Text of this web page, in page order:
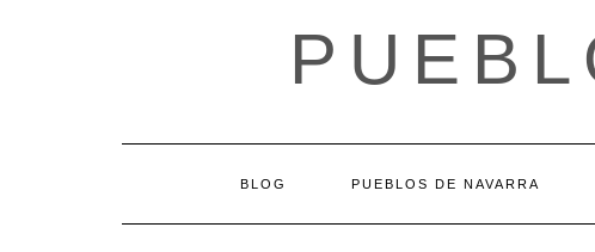
BLOG PUEBLOS DE NAVARRA